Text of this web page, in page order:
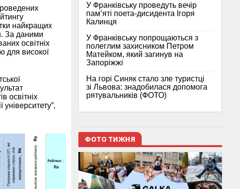
найкращих
За даними
освітніх
для високої
освітніх
університету”,
У Франківську проведуть вечір
пам’яті поета-дисидента Ігоря
Калинця
У Франківську попрощаються з
полеглим захисником Петром
Матейком, який загинув на
Запоріжжі
На горі Синяк стало зле туристці
зі Львова: знадобилася допомога
рятувальників (ФОТО)
ФОТО ТИЖНЯ